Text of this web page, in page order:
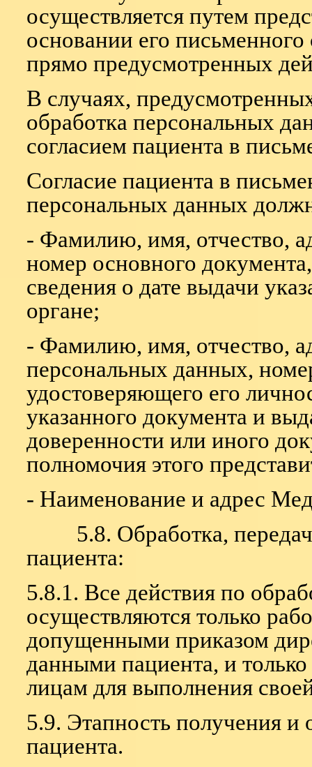
осуществляется путем
основании его
прямо предусмотренных
В случаях,
обработка персональных
согласием пациента в
Согласие пациента в
персональных данных
- Фамилию, имя, отчество,
номер основного
сведения о дате выдачи
органе;
- Фамилию, имя, отчество,
персональных данных,
удостоверяющего его
указанного документа и
доверенности или иного
полномочия этого
- Наименование и адрес
5.8. Обработка,
пациента:
5.8.1. Все действия по
осуществляются только
допущенными приказом
данными пациента, и
лицам для выполнения
5.9. Этапность получения
пациента.